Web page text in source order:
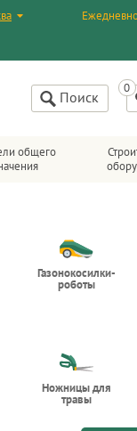
Поиск
общего
Газонокосилки-
роботы
Ножницы для
травы